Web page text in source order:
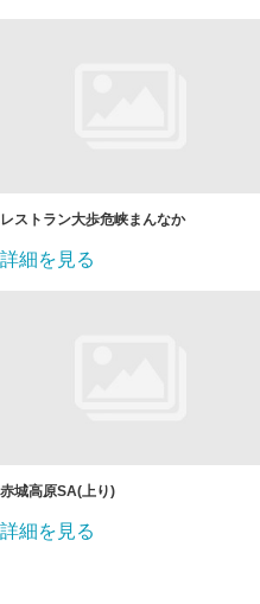
レストラン大歩危峡まんなか
詳細を見る
赤城高原SA(上り)
詳細を見る